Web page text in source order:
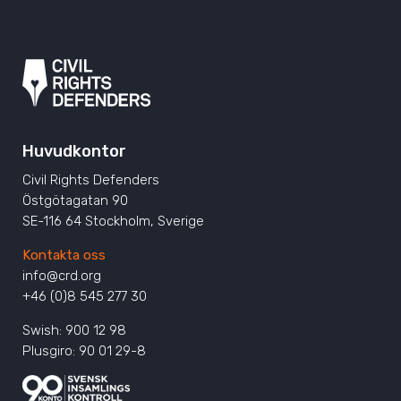
Huvudkontor
Civil Rights Defenders
Östgötagatan 90
SE-116 64 Stockholm, Sverige
Kontakta oss
info@crd.org
+46 (0)8 545 277 30
Swish: 900 12 98
Plusgiro: 90 01 29-8